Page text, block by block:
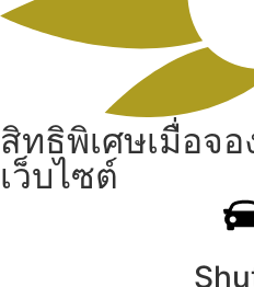
สิทธิพิเศษเมื่อจ
เว็บไซต์